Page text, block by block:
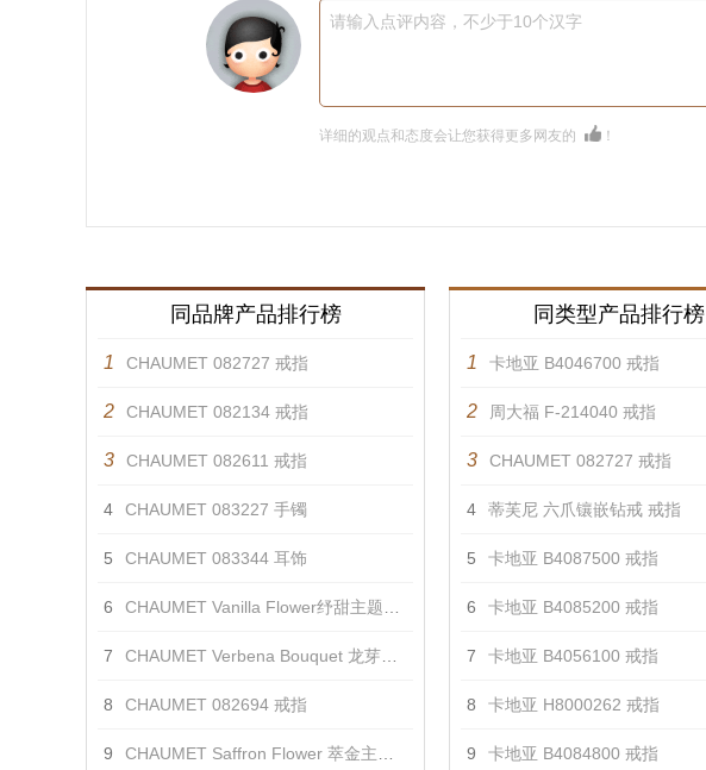
请输入点评内容，不少于10个汉字
详细的观点和态度会让您获得更多网友的 ！
同品牌产品排行榜
1 CHAUMET 082727 戒指
2 CHAUMET 082134 戒指
3 CHAUMET 082611 戒指
4 CHAUMET 083227 手镯
5 CHAUMET 083344 耳饰
6 CHAUMET Vanilla Flower纾甜主题项链 项链
7 CHAUMET Verbena Bouquet 龙芽主题戒指 戒指
8 CHAUMET 082694 戒指
9 CHAUMET Saffron Flower 萃金主题胸针2 胸针
同类型产品排行榜
1 卡地亚 B4046700 戒指
2 周大福 F-214040 戒指
3 CHAUMET 082727 戒指
4 蒂芙尼 六爪镶嵌钻戒 戒指
5 卡地亚 B4087500 戒指
6 卡地亚 B4085200 戒指
7 卡地亚 B4056100 戒指
8 卡地亚 H8000262 戒指
9 卡地亚 B4084800 戒指